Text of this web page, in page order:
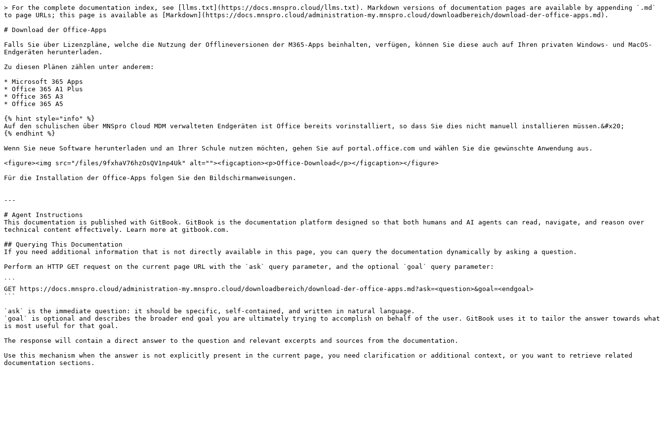
> For the complete documentation index, see [llms.txt](https://docs.mnspro.cloud/llms.txt). Markdown versions of documentation pages are available by appending `.md`
to page URLs; this page is available as [Markdown](https://docs.mnspro.cloud/administration-my.mnspro.cloud/downloadbereich/download-der-office-apps.md).
# Download der Office-Apps
Falls Sie über Lizenzpläne, welche die Nutzung der Offlineversionen der M365-Apps beinhalten, verfügen, können Sie diese auch auf Ihren privaten Windows- und MacOS-
Endgeräten herunterladen.
Zu diesen Plänen zählen unter anderem:
* Microsoft 365 Apps
* Office 365 A1 Plus
* Office 365 A3
* Office 365 A5
{% hint style="info" %}
Auf den schulischen über MNSpro Cloud MDM verwalteten Endgeräten ist Office bereits vorinstalliert, so dass Sie dies nicht manuell installieren müssen.&#x20;
{% endhint %}
Wenn Sie neue Software herunterladen und an Ihrer Schule nutzen möchten, gehen Sie auf portal.office.com und wählen Sie die gewünschte Anwendung aus.
<figure><img src="/files/9fxhaV76hzOsQV1np4Uk" alt=""><figcaption><p>Office-Download</p></figcaption></figure>
Für die Installation der Office-Apps folgen Sie den Bildschirmanweisungen.
---
# Agent Instructions
This documentation is published with GitBook. GitBook is the documentation platform designed so that both humans and AI agents can read, navigate, and reason over
technical content effectively. Learn more at gitbook.com.
## Querying This Documentation
If you need additional information that is not directly available in this page, you can query the documentation dynamically by asking a question.
Perform an HTTP GET request on the current page URL with the `ask` query parameter, and the optional `goal` query parameter:
```
GET https://docs.mnspro.cloud/administration-my.mnspro.cloud/downloadbereich/download-der-office-apps.md?ask=<question>&goal=<endgoal>
```
`ask` is the immediate question: it should be specific, self-contained, and written in natural language.
`goal` is optional and describes the broader end goal you are ultimately trying to accomplish on behalf of the user. GitBook uses it to tailor the answer towards what
is most useful for that goal.
The response will contain a direct answer to the question and relevant excerpts and sources from the documentation.
Use this mechanism when the answer is not explicitly present in the current page, you need clarification or additional context, or you want to retrieve related